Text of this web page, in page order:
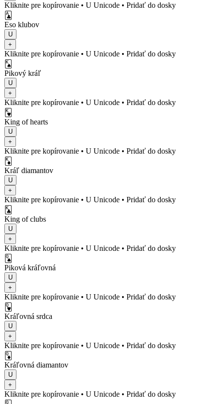
Kliknite pre kopírovanie • U Unicode • Pridať do dosky
🃑
Eso klubov
U
+
Kliknite pre kopírovanie • U Unicode • Pridať do dosky
🂮
Pikový kráľ
U
+
Kliknite pre kopírovanie • U Unicode • Pridať do dosky
🂾
King of hearts
U
+
Kliknite pre kopírovanie • U Unicode • Pridať do dosky
🃎
Kráľ diamantov
U
+
Kliknite pre kopírovanie • U Unicode • Pridať do dosky
🃞
King of clubs
U
+
Kliknite pre kopírovanie • U Unicode • Pridať do dosky
🂭
Piková kráľovná
U
+
Kliknite pre kopírovanie • U Unicode • Pridať do dosky
🂽
Kráľovná srdca
U
+
Kliknite pre kopírovanie • U Unicode • Pridať do dosky
🃍
Kráľovná diamantov
U
+
Kliknite pre kopírovanie • U Unicode • Pridať do dosky